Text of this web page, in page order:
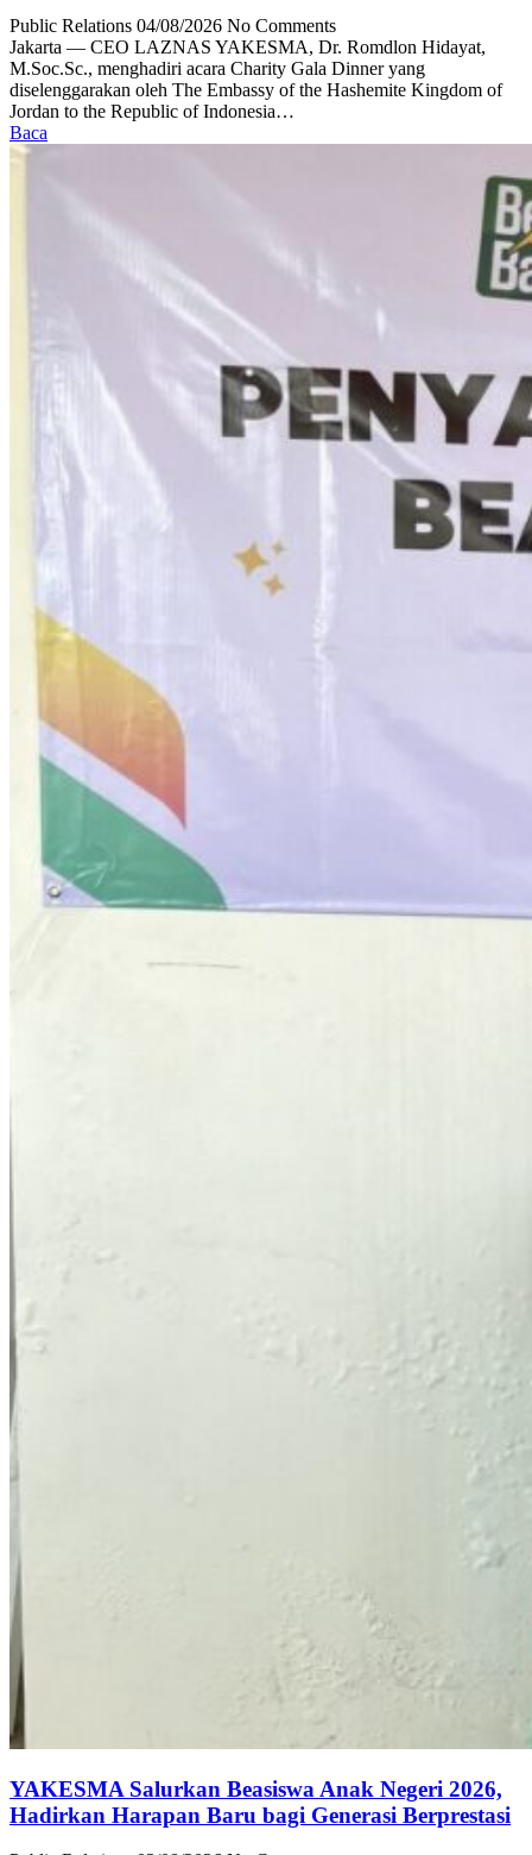
Public Relations 04/08/2026 No Comments
Jakarta — CEO LAZNAS YAKESMA, Dr. Romdlon Hidayat,
M.Soc.Sc., menghadiri acara Charity Gala Dinner yang
diselenggarakan oleh The Embassy of the Hashemite Kingdom of
Jordan to the Republic of Indonesia…
Baca
YAKESMA Salurkan Beasiswa Anak Negeri 2026,
Hadirkan Harapan Baru bagi Generasi Berprestasi